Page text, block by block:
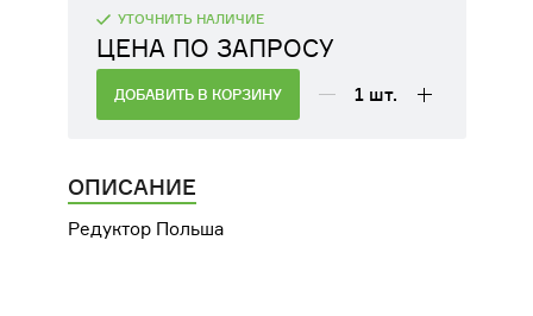
СЕЛЬСКОХОЗЯЙСТВЕННОЕ
ТРАНСМИССИЯ, КПП
УТОЧНИТЬ НАЛИЧИЕ
ЦЕНА ПО ЗАПРОСУ
ДОБАВИТЬ В КОРЗИНУ 1 шт.
ОПИСАНИЕ
Редуктор Польша